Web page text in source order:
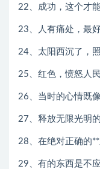
22、成功，这个才
23、人有痛处，最
24、太阳西沉了，
25、红色，愤怒人
26、当时的心情既
27、释放无限光明
28、在绝对正确的
29、有的东西是不